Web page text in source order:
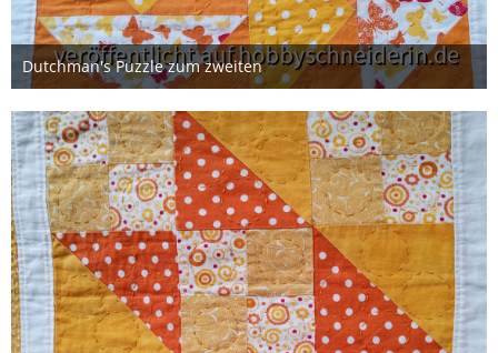
Dutchman's Puzzle zum zweiten
29. Januar 2021